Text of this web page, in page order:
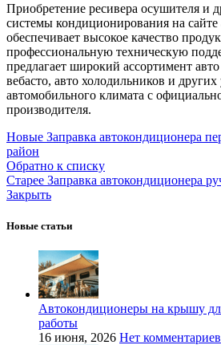
Приобретение ресивера осушителя и
системы кондиционирования на сайте
обеспечивает высокое качество
профессиональную техническую
предлагает широкий ассортимент
вебасто, авто холодильников и других
автомобильного климата с
производителя.
Новые Заправка автокондиционера
район
Обратно к списку
Старее Заправка автокондиционера
Закрыть
Новые статьи
Автокондиционеры на крышу
работы
16 июня, 2026 Нет комментариев